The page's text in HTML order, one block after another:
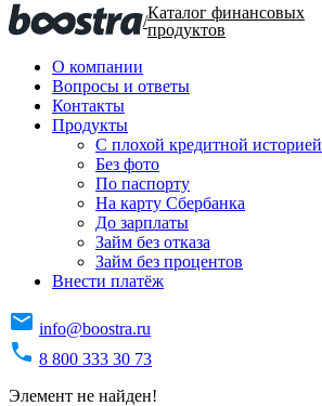
/Каталог финансовых
продуктов
О компании
Вопросы и ответы
Контакты
Продукты
C плохой кредитной историей
Без фото
По паспорту
На карту Сбербанка
До зарплаты
Займ без отказа
Займ без процентов
Внести платёж
info@boostra.ru
8 800 333 30 73
Элемент не найден!